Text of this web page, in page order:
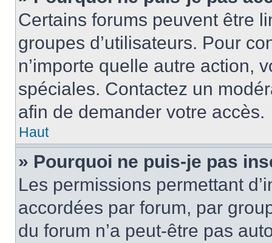
Certains forums peuvent être
groupes d’utilisateurs. Pour
n’importe quelle autre action,
spéciales. Contactez un
afin de demander votre accès.
Haut
» Pourquoi ne puis-je pas
Les permissions permettant
accordées par forum, par
du forum n’a peut-être pas